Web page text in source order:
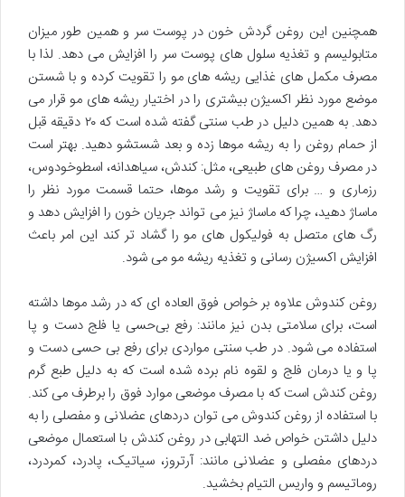
همچنین این روغن گردش خون در پوست سر و همین طور میزان
متابولیسم و تغذیه سلول های پوست سر را افزایش می دهد. لذا با
مصرف مکمل های غذایی ریشه های مو را تقویت کرده و با شستن
موضع مورد نظر اکسیژن بیشتری را در اختیار ریشه های مو قرار می
دهد. به همین دلیل در طب سنتی گفته شده است که ۲٠ دقیقه قبل
از حمام روغن را به ریشه موها زده و بعد شستشو دهید. بهتر است
در مصرف روغن های طبیعی، مثل: کندش، سیاهدانه، اسطوخودوس،
رزماری و … برای تقویت و رشد موها، حتما قسمت مورد نظر را
ماساژ دهید، چرا که ماساژ نیز می تواند جریان خون را افزایش دهد و
رگ های متصل به فولیکول های مو را گشاد تر کند این امر باعث
افزایش اکسیژن رسانی و تغذیه ریشه مو می شود.
روغن کندوش علاوه بر خواص فوق العاده ای که در رشد موها داشته
است، برای سلامتی بدن نیز مانند: رفع بی‌حسی یا فلج دست و پا
استفاده می شود. در طب سنتی مواردی برای رفع بی حسی دست و
پا و یا درمان فلج و لقوه نام برده شده است که به دلیل طبع گرم
روغن کندش است که با مصرف موضعی موارد فوق را برطرف می کند.
با استفاده از روغن کندوش می توان دردهای عضلانی و مفصلی را به
دلیل داشتن خواص ضد التهابی در روغن کندش با استعمال موضعی
دردهای مفصلی و عضلانی مانند: آرتروز، سیاتیک، پادرد، کمردرد،
روماتیسم و واریس التیام بخشید.